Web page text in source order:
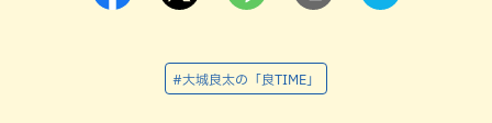
#大城良太の「良TIME」